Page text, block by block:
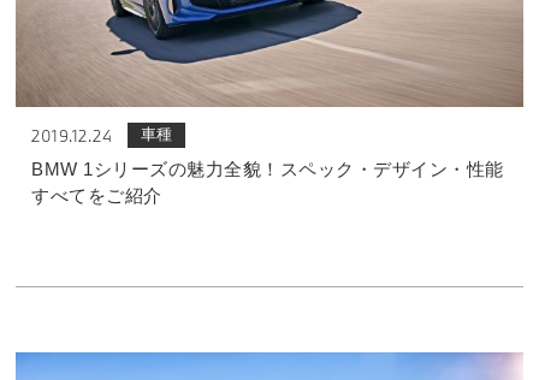
2019.12.24 車種
BMW 1シリーズの魅力全貌！スペック・デザイン・性能
すべてをご紹介